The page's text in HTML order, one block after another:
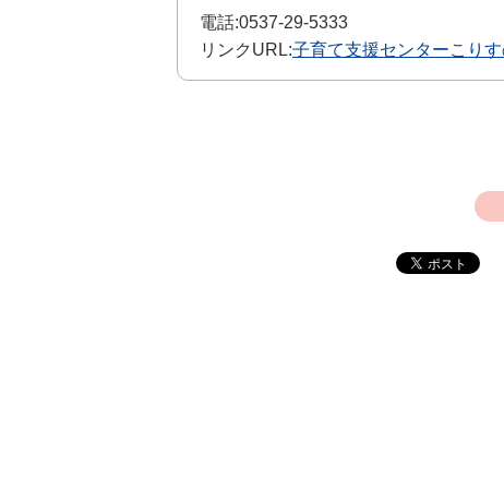
電話:0537-29-5333
リンクURL:子育て支援センターこり